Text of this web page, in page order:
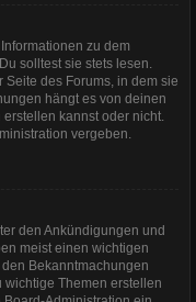
zu dem
solltest sie stets lesen.
des Forums, in dem sie
hängt es von deinen
kannst oder nicht.
vergeben.
den Ankündigungen und
meist einen wichtigen
Bekanntmachungen
Themen erstellen